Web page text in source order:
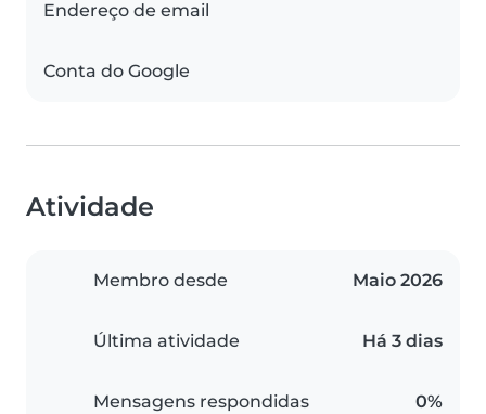
Endereço de email
Conta do Google
Atividade
Membro desde Maio 2026
Última atividade Há 3 dias
Mensagens respondidas 0%